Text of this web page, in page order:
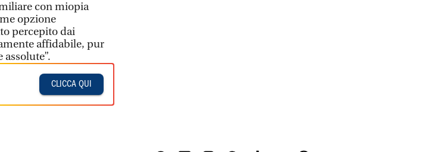
con miopia
opzione
percepito dai
affidabile, pur
CLICCA QUI